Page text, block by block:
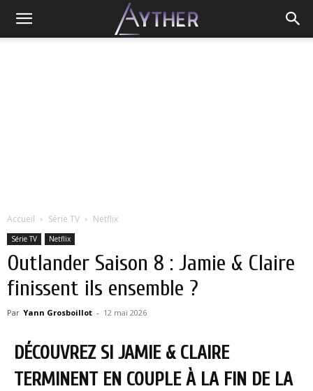
Accueil Série TV Netflix
Série TV Netflix
Outlander Saison 8 : Jamie & Claire
finissent ils ensemble ?
Par Yann Grosboillot - 12 mai 2026
DÉCOUVREZ SI JAMIE & CLAIRE
TERMINENT EN COUPLE À LA FIN DE LA